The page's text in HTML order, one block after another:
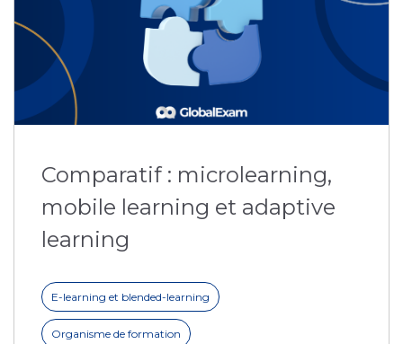
Comparatif : microlearning,
mobile learning et adaptive
learning
E-learning et blended-learning
Organisme de formation